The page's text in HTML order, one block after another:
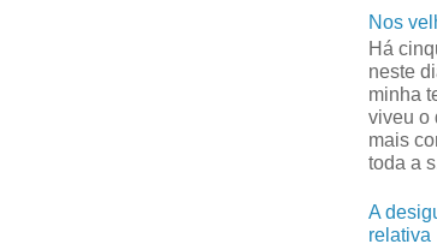
Nos
Há
neste
minha
viveu o
mais
toda a
A
relativa